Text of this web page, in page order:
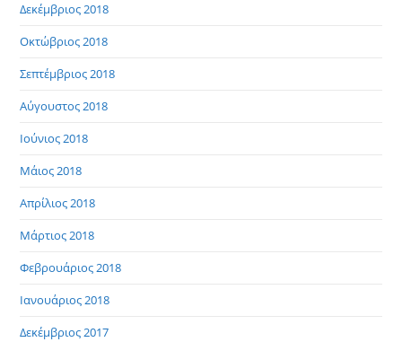
Δεκέμβριος 2018
Οκτώβριος 2018
Σεπτέμβριος 2018
Αύγουστος 2018
Ιούνιος 2018
Μάιος 2018
Απρίλιος 2018
Μάρτιος 2018
Φεβρουάριος 2018
Ιανουάριος 2018
Δεκέμβριος 2017